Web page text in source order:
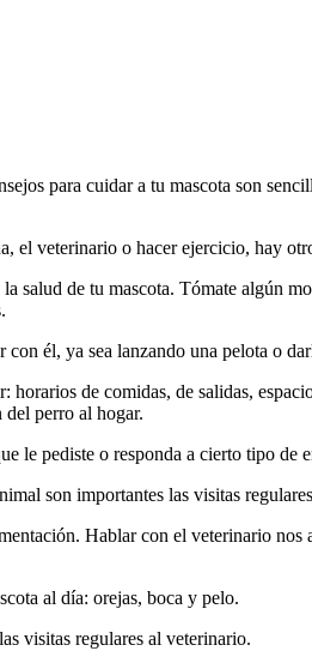
para cuidar a tu mascota son
el veterinario o hacer ejercicio, hay
salud de tu mascota. Tómate algún
él, ya sea lanzando una pelota o
horarios de comidas, de salidas,
del perro al hogar.
le pediste o responda a cierto tipo
son importantes las visitas
Hablar con el veterinario
al día: orejas, boca y pelo.